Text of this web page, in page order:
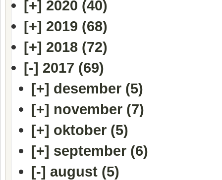
[+] 2020 (40)
[+] 2019 (68)
[+] 2018 (72)
[-] 2017 (69)
[+] desember (5)
[+] november (7)
[+] oktober (5)
[+] september (6)
[-] august (5)